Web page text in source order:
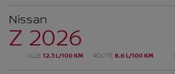
Nissan
Z 2026
VILLE: 12.3 L/100 KM ROUTE: 8.6 L/100 KM